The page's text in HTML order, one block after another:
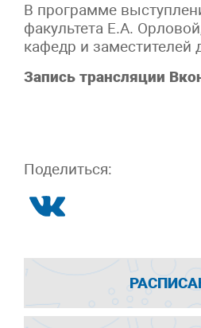
В программе
факультета Е.А.
кафедр и заместителей
Запись трансляции
Поделиться: